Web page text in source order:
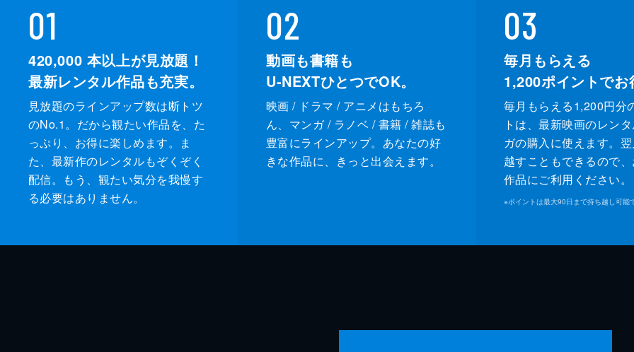
01
420,000 本以上が見放題！
最新レンタル作品も充実。
見放題のラインアップ数は断トツ
のNo.1。だから観たい作品を、た
っぷり、お得に楽しめます。ま
た、最新作のレンタルもぞくぞく
配信。もう、観たい気分を我慢す
る必要はありません。
02
動画も書籍も
U-NEXTひとつでOK。
映画 / ドラマ / アニメはもちろ
ん、マンガ / ラノベ / 書籍 / 雑誌も
豊富にラインアップ。あなたの好
きな作品に、きっと出会えます。
03
毎月もらえる
1,200ポイントでお
毎月もらえる1,200円分
トは、最新映画のレン
ガの購入に使えます。
越すこともできるので
作品にご利用ください。
※ポイントは最大90日まで持ち越し可能